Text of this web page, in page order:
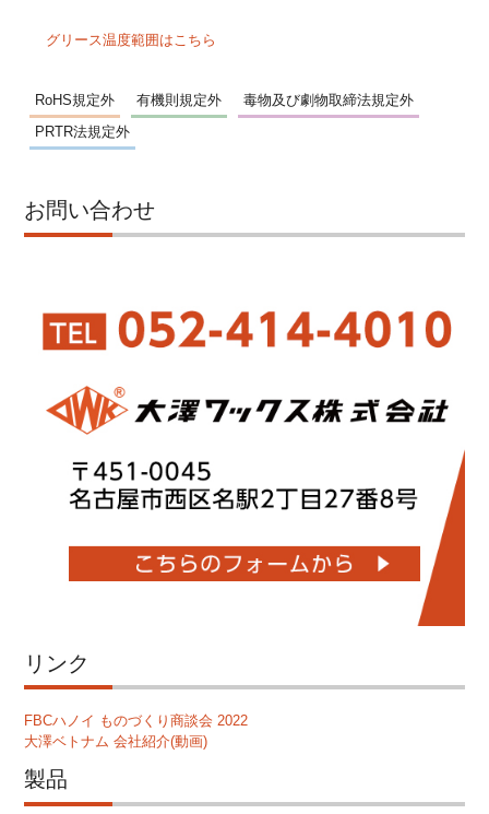
グリース温度範囲はこちら
RoHS規定外 有機則規定外
毒物及び劇物取締法規定外
PRTR法規定外
お問い合わせ
リンク
FBCハノイ ものづくり商談会 2022
大澤ベトナム 会社紹介(動画)
製品